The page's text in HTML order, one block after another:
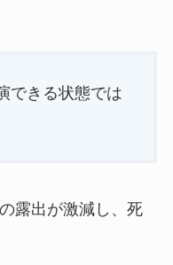
できる状態では
露出が激減し、死